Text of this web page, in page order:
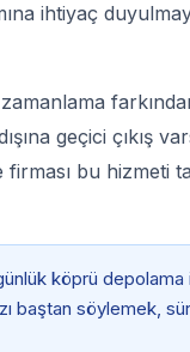
ihtiyaç
geçici çıkış
bu hizmeti
köprü depolama
baştan söylemek,